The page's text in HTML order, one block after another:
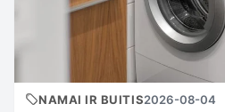
NAMAI IR BUITIS2026-08-04